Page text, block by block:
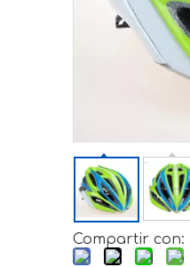
Compartir con: